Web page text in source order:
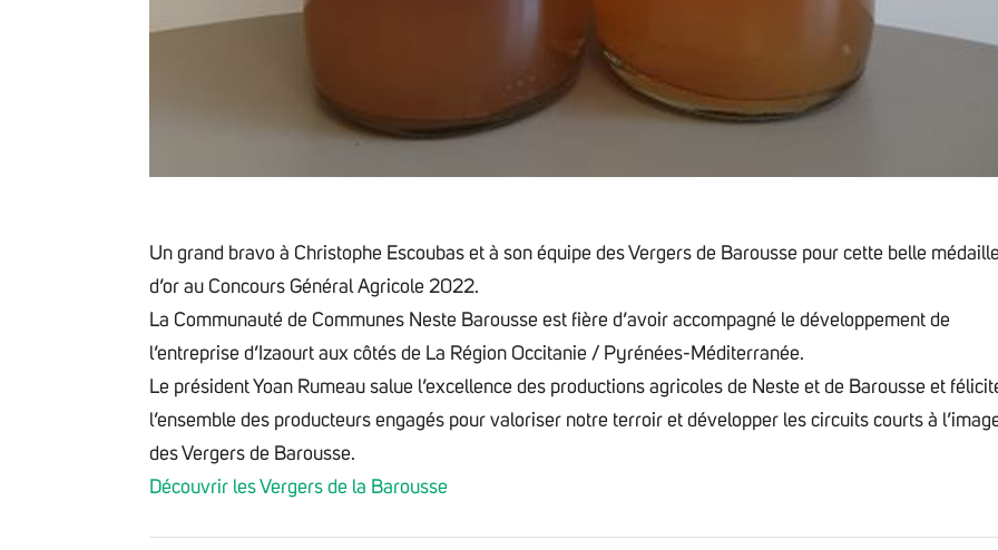
Un grand bravo à Christophe Escoubas et à son équipe desVergers de Barousse pour cette belle
d’or au Concours Général Agricole 2022.
La Communauté de Communes Neste Barousse est fière d’avoir accompagné le développement de
l’entreprise d’Izaourt aux côtés de La Région Occitanie / Pyrénées-Méditerranée.
Le présidentYoan Rumeau salue l’excellence des productions agricoles de Neste et de Barousse et
l’ensemble des producteurs engagés pour valoriser notre terroir et développer les circuits courts à
des Vergers de Barousse.
Découvrir les Vergers de la Barousse